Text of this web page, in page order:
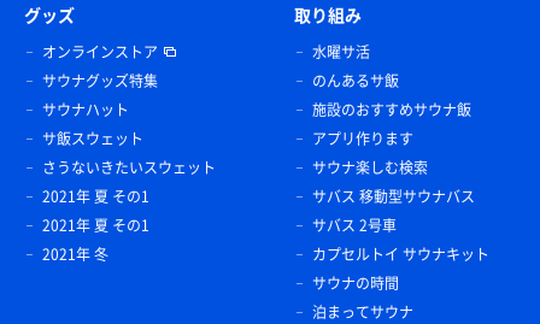
グッズ
オンラインストア
サウナグッズ特集
サウナハット
サ飯スウェット
さうないきたいスウェット
2021年 夏 その1
2021年 夏 その1
2021年 冬
取り組み
水曜サ活
のんあるサ飯
施設のおすすめサウナ飯
アプリ作ります
サウナ楽しむ検索
サバス 移動型サウナバス
サバス 2号車
カプセルトイ サウナキット
サウナの時間
泊まってサウナ